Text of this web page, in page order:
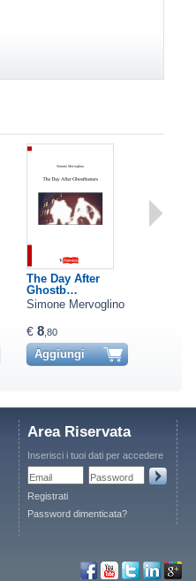
The Day After
Ghostb…
Simone Mervoglino
€ 8,80
Aggiungi
Area Riservata
Inserisci i tuoi dati per accedere
Email
Password
Registrati
Password dimenticata?